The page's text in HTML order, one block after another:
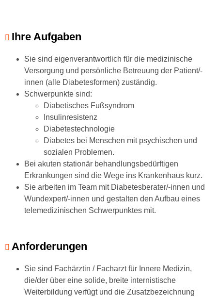
Ihre Aufgaben
Sie sind eigenverantwortlich für die medizinische
Versorgung und persönliche Betreuung der Patient/-
innen (alle Diabetesformen) zuständig.
Schwerpunkte sind:
Diabetisches Fußsyndrom
Insulinresistenz
Diabetestechnologie
Diabetes bei Menschen mit psychischen und
sozialen Problemen.
Bei akuten stationär behandlungsbedürftigen
Erkrankungen sind die Wege ins Krankenhaus kurz.
Sie arbeiten im Team mit Diabetesberater/-innen und
Wundexpert/-innen und gestalten den Aufbau eines
telemedizinischen Schwerpunktes mit.
Anforderungen
Sie sind Fachärztin / Facharzt für Innere Medizin,
die/der über eine solide, breite internistische
Weiterbildung verfügt und die Zusatz­bezeichnung